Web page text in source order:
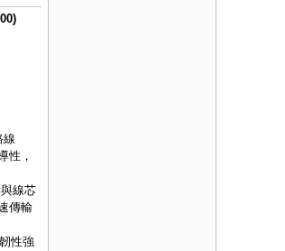
線
性，
線芯
傳輸
性強